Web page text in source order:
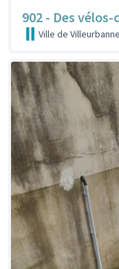
902 - Des
Ville de Villeurbanne